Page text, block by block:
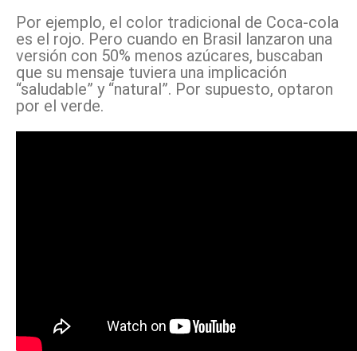
Por ejemplo, el color tradicional de Coca-cola
es el rojo. Pero cuando en Brasil lanzaron una
versión con 50% menos azúcares, buscaban
que su mensaje tuviera una implicación
“saludable” y “natural”. Por supuesto, optaron
por el verde.